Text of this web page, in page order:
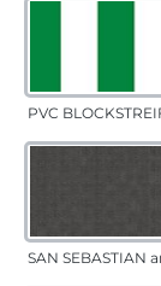
PVC
SAN SEBASTIAN